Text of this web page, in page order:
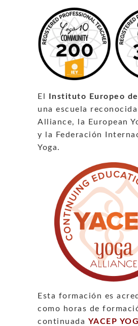
El Instituto Europeo de
una escuela
Alliance, la European
y la Federación
Yoga.
Esta formación es
como horas de
continuada YACEP